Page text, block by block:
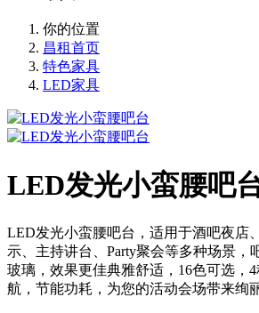
你的位置
昌租首页
特色家具
LED家具
LED发光小蛮腰吧
LED发光小蛮腰吧台，适用于酒吧夜店
示、主持讲台、Party聚会等多种场景，
玻璃，效果更佳典雅舒适，16色可选，
航，节能功耗，为您的活动会场带来绚